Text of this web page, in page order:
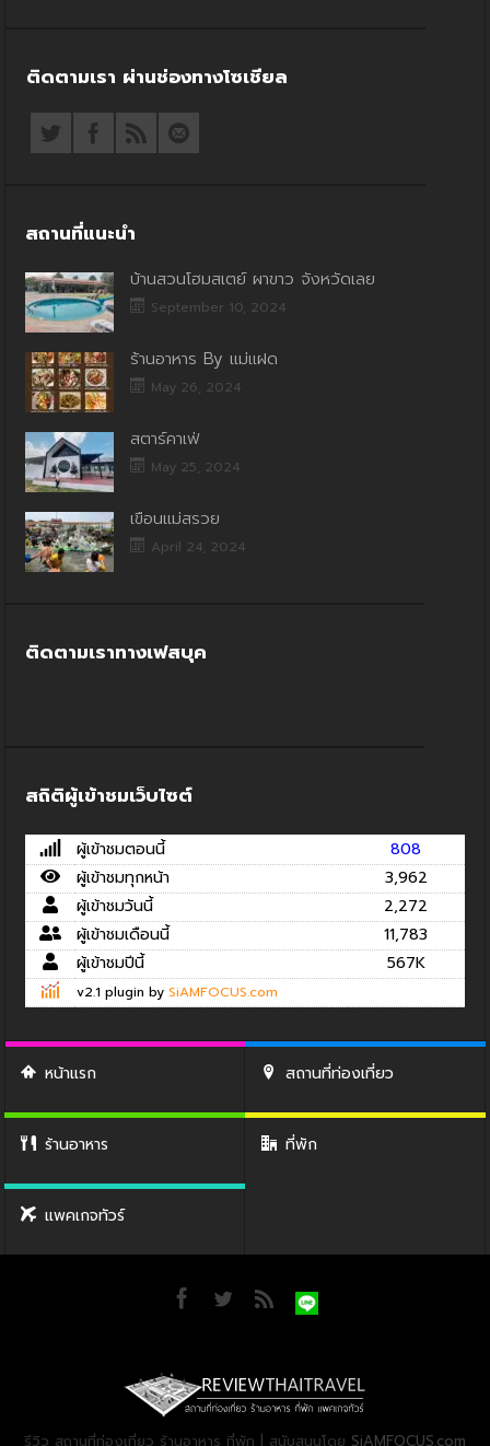
ติดตามเรา ผ่านช่องทางโซเชียล
สถานที่แนะนำ
บ้านสวนโฮมสเตย์ ผาขาว จังหวัดเลย
September 10, 2024
ร้านอาหาร By แม่แฝด
May 26, 2024
สตาร์คาเฟ่
May 25, 2024
เขื่อนแม่สรวย
April 24, 2024
ติดตามเราทางเฟสบุค
สถิติผู้เข้าชมเว็บไซต์
ผู้เข้าชมตอนนี้
808
ผู้เข้าชมทุกหน้า
3,962
ผู้เข้าชมวันนี้
2,272
ผู้เข้าชมเดือนนี้
11,783
ผู้เข้าชมปีนี้
567K
v2.1 plugin by SiAMFOCUS.com
หน้าแรก สถานที่ท่องเที่ยว
ร้านอาหาร ที่พัก
แพคเกจทัวร์
รีวิว สถานที่ท่องเที่ยว ร้านอาหาร ที่พัก | สนับสนุนโดย SiAMFOCUS.com